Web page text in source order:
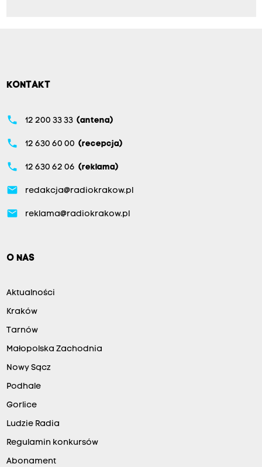
KONTAKT
phone 12 200 33 33 (antena)
phone 12 630 60 00 (recepcja)
phone 12 630 62 06 (reklama)
email redakcja@radiokrakow.pl
email reklama@radiokrakow.pl
O NAS
Aktualności
Kraków
Tarnów
Małopolska Zachodnia
Nowy Sącz
Podhale
Gorlice
Ludzie Radia
Regulamin konkursów
Abonament